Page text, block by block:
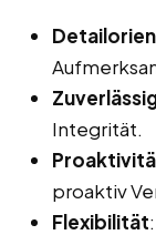
Integrität.
proaktiv
Flexibilität